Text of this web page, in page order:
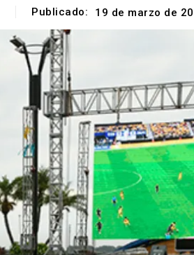
Publicado: 19 de marzo de